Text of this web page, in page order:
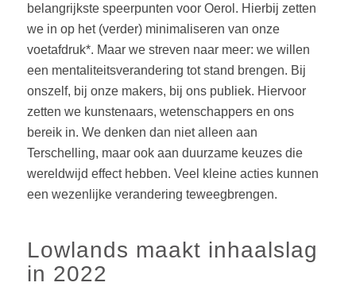
belangrijkste speerpunten voor Oerol. Hierbij zetten
we in op het (verder) minimaliseren van onze
voetafdruk*. Maar we streven naar meer: we willen
een mentaliteitsverandering tot stand brengen. Bij
onszelf, bij onze makers, bij ons publiek. Hiervoor
zetten we kunstenaars, wetenschappers en ons
bereik in. We denken dan niet alleen aan
Terschelling, maar ook aan duurzame keuzes die
wereldwijd effect hebben. Veel kleine acties kunnen
een wezenlijke verandering teweegbrengen.
Lowlands maakt inhaalslag
in 2022